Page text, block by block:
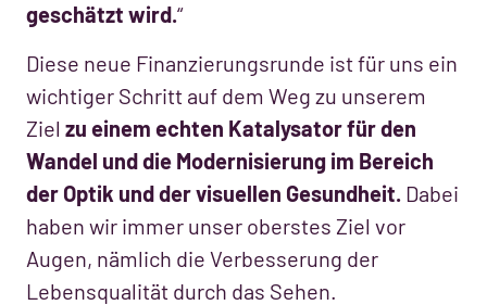
geschätzt wird.“
Diese neue Finanzierungsrunde ist für uns ein
wichtiger Schritt auf dem Weg zu unserem
Ziel zu einem echten Katalysator für den
Wandel und die Modernisierung im Bereich
der Optik und der visuellen Gesundheit. Dabei
haben wir immer unser oberstes Ziel vor
Augen, nämlich die Verbesserung der
Lebensqualität durch das Sehen.